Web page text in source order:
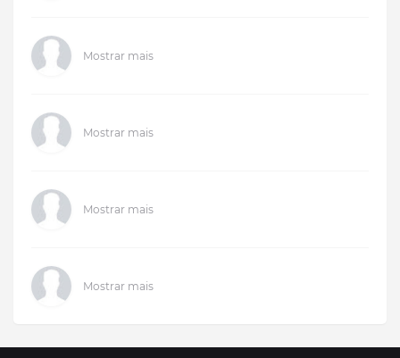
Mostrar mais
Mostrar mais
Mostrar mais
Mostrar mais